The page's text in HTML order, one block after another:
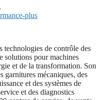
plus
technologies de contrôle des
solutions pour machines
et de la transformation. Son
garnitures mécaniques, des
et des systèmes de
et des diagnostics